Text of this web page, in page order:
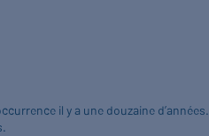
il y a une douzaine d’années.